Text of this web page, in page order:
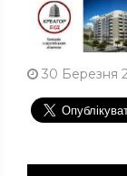
30 Березня